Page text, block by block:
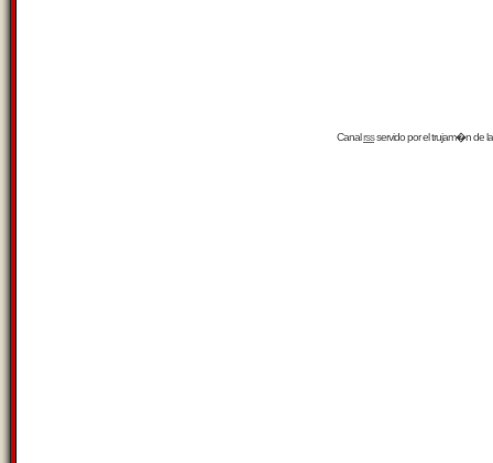
Canalrssservido por eltrujam�nde